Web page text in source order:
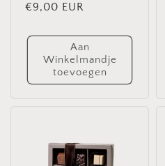
Normale
€9,00 EUR
Aan
Winkelmandje
toevoegen